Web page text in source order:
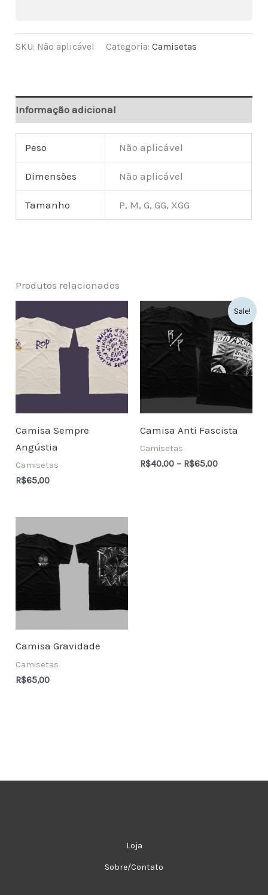
SKU: Não aplicável Categoria:Camisetas
Informação adicional
Peso Não aplicável
Dimensões Não aplicável
Tamanho P, M, G, GG, XGG
Produtos relacionados
Camisa Sempre
Angústia
Camisetas
R$65,00
Sale!
Camisa Anti Fascista
Camisetas
R$40,00 – R$65,00Price
Camisa Gravidade
Camisetas
R$65,00
Loja
Sobre/Contato